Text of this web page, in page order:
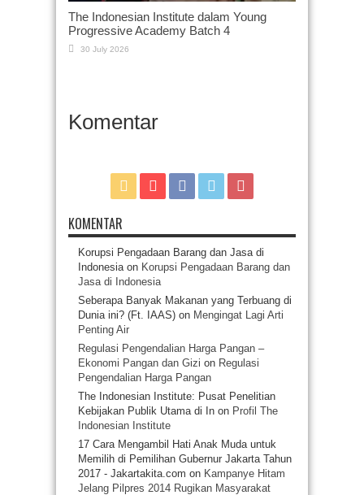
The Indonesian Institute dalam Young
Progressive Academy Batch 4
30 July 2026
Komentar
KOMENTAR
Korupsi Pengadaan Barang dan Jasa di
Indonesiaon Korupsi Pengadaan Barang dan
Jasa di Indonesia
Seberapa Banyak Makanan yang Terbuang di
Dunia ini? (Ft. IAAS) on Mengingat Lagi Arti
Penting Air
Regulasi Pengendalian Harga Pangan –
Ekonomi Pangan dan Gizi on Regulasi
Pengendalian Harga Pangan
The Indonesian Institute: Pusat Penelitian
Kebijakan Publik Utama di In on Profil The
Indonesian Institute
17 Cara Mengambil Hati Anak Muda untuk
Memilih di Pemilihan Gubernur Jakarta Tahun
2017 - Jakartakita.com on Kampanye Hitam
Jelang Pilpres 2014 Rugikan Masyarakat